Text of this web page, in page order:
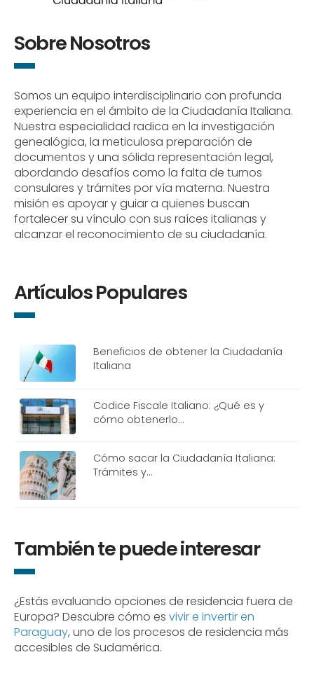
Sobre Nosotros
Somos un equipo interdisciplinario con profunda
experiencia en el ámbito de la Ciudadanía Italiana.
Nuestra especialidad radica en la investigación
genealógica, la meticulosa preparación de
documentos y una sólida representación legal,
abordando desafíos como la falta de turnos
consulares y trámites por vía materna. Nuestra
misión es apoyar y guiar a quienes buscan
fortalecer su vínculo con sus raíces italianas y
alcanzar el reconocimiento de su ciudadanía.
Artículos Populares
Beneficios de obtener la Ciudadanía
Italiana
Codice Fiscale Italiano: ¿Qué es y
cómo obtenerlo…
Cómo sacar la Ciudadanía Italiana:
Trámites y…
También te puede interesar
¿Estás evaluando opciones de residencia fuera de
Europa? Descubre cómo es vivir e invertir en
Paraguay, uno de los procesos de residencia más
accesibles de Sudamérica.